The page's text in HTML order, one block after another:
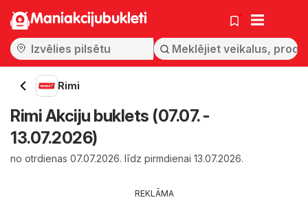
Maniakcijubukleti
Rimi
Rimi Akciju buklets (07.07. -
13.07.2026)
no otrdienas 07.07.2026. līdz pirmdienai 13.07.2026.
REKLĀMA